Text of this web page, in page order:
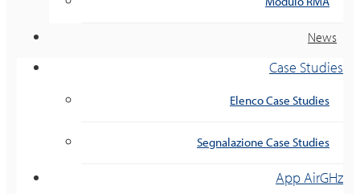
News
Case Studies
Elenco Case Studies
Segnalazione Case Studies
App AirGHz